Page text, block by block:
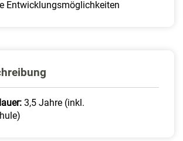
Entwicklungsmöglichkeiten
3,5 Jahre (inkl.